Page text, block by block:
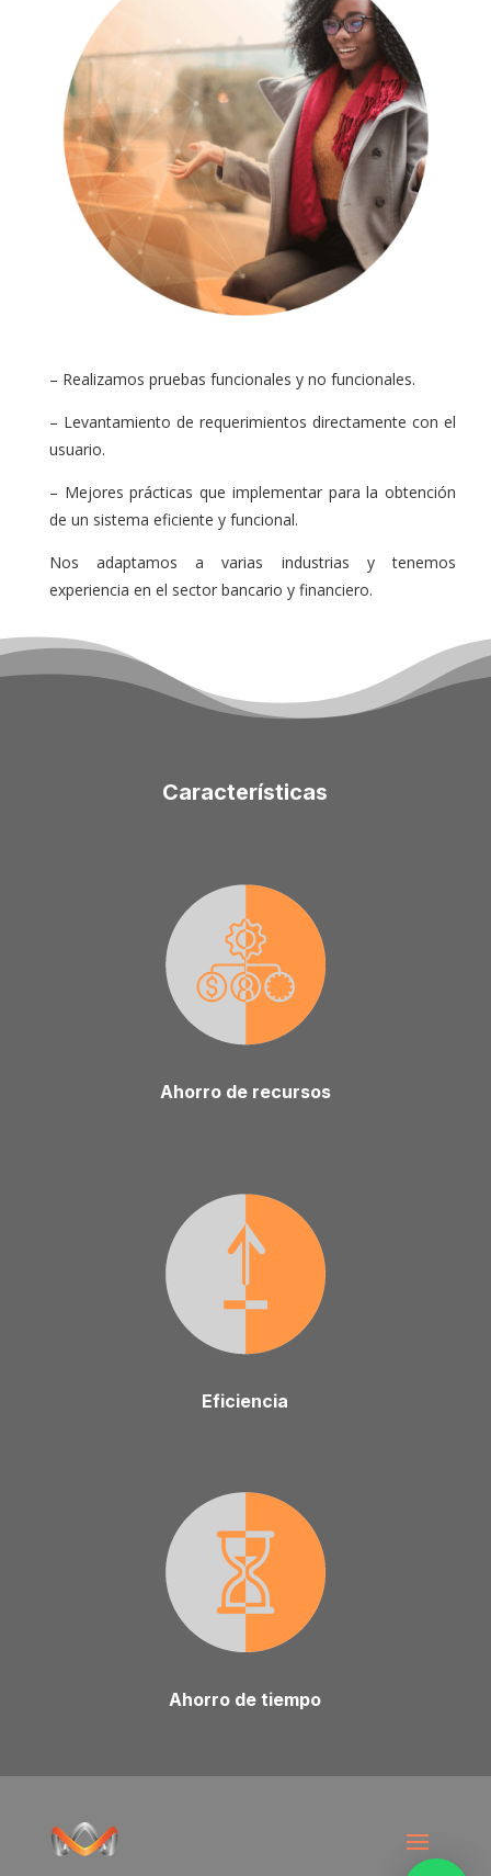
– Realizamos pruebas funcionales y no funcionales.
– Levantamiento de requerimientos directamente con el
usuario.
– Mejores prácticas que implementar para la obtención
de un sistema eficiente y funcional.
Nos adaptamos a varias industrias y tenemos
experiencia en el sector bancario y financiero.
Características
Ahorro de recursos
Eficiencia
Ahorro de tiempo